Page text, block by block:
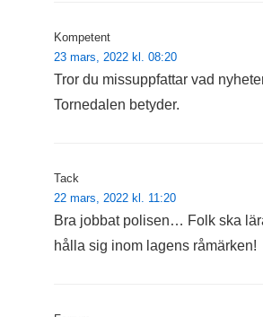
Kompetent
23 mars, 2022 kl. 08:20
Tror du missuppfattar vad
Tornedalen betyder.
Tack
22 mars, 2022 kl. 11:20
Bra jobbat polisen… Folk ska
hålla sig inom lagens råmärken!